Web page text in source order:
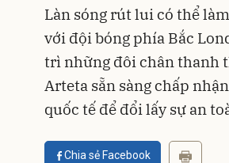
Làn sóng rút lui có thể
với đội bóng phía Bắc
trì những đôi chân thanh
Arteta sẵn sàng chấp
quốc tế để đổi lấy sự an
Chia sẻ Facebook